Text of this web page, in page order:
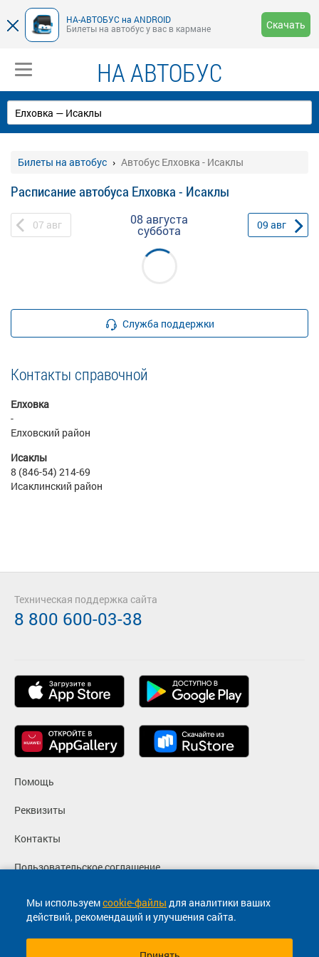
НА-АВТОБУС на ANDROID
Билеты на автобус у вас в кармане
Скачать
НА АВТОБУС
Билеты на автобус Автобус Елховка - Исаклы
Расписание автобуса Елховка - Исаклы
07 авг 08 августа
суббота 09 авг
Служба поддержки
Контакты справочной
Елховка
-
Елховский район
Исаклы
8 (846-54) 214-69
Исаклинский район
Мы используемcookie-файлы для аналитики ваших
действий, рекомендаций и улучшения сайта.
Помощь
Реквизиты
Контакты
Пользовательское соглашение
Политика конфиденциальности
Согласие на маркетинговые сообщения
Техническая поддержка сайта
8 800 600-03-38